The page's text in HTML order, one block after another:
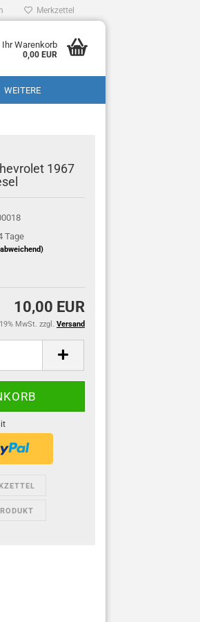
Merkzettel
Ihr Warenkorb
0,00 EUR
WEITERE
1967
Tage
10,00 EUR
MwSt. zzgl. Versand